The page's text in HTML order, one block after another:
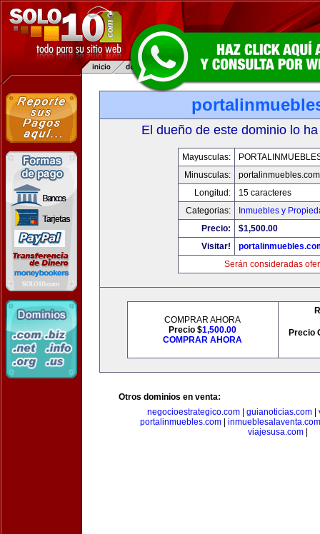
El dueño de este dominio lo
Mayusculas:
Minusculas:
portalinmuebles.com
Longitud:
15 caracteres
Categorias:
Inmuebles y
Precio:
$1,500.00
Visitar!
Serán consideradas
COMPRAR AHORA
Precio $1,500.00
COMPRAR AHORA
Precio
Otros dominios en venta:
negocioestrategico.com| guianoticias.com|
portalinmuebles.com
inmueblesalaventa.com
viajesusa.com